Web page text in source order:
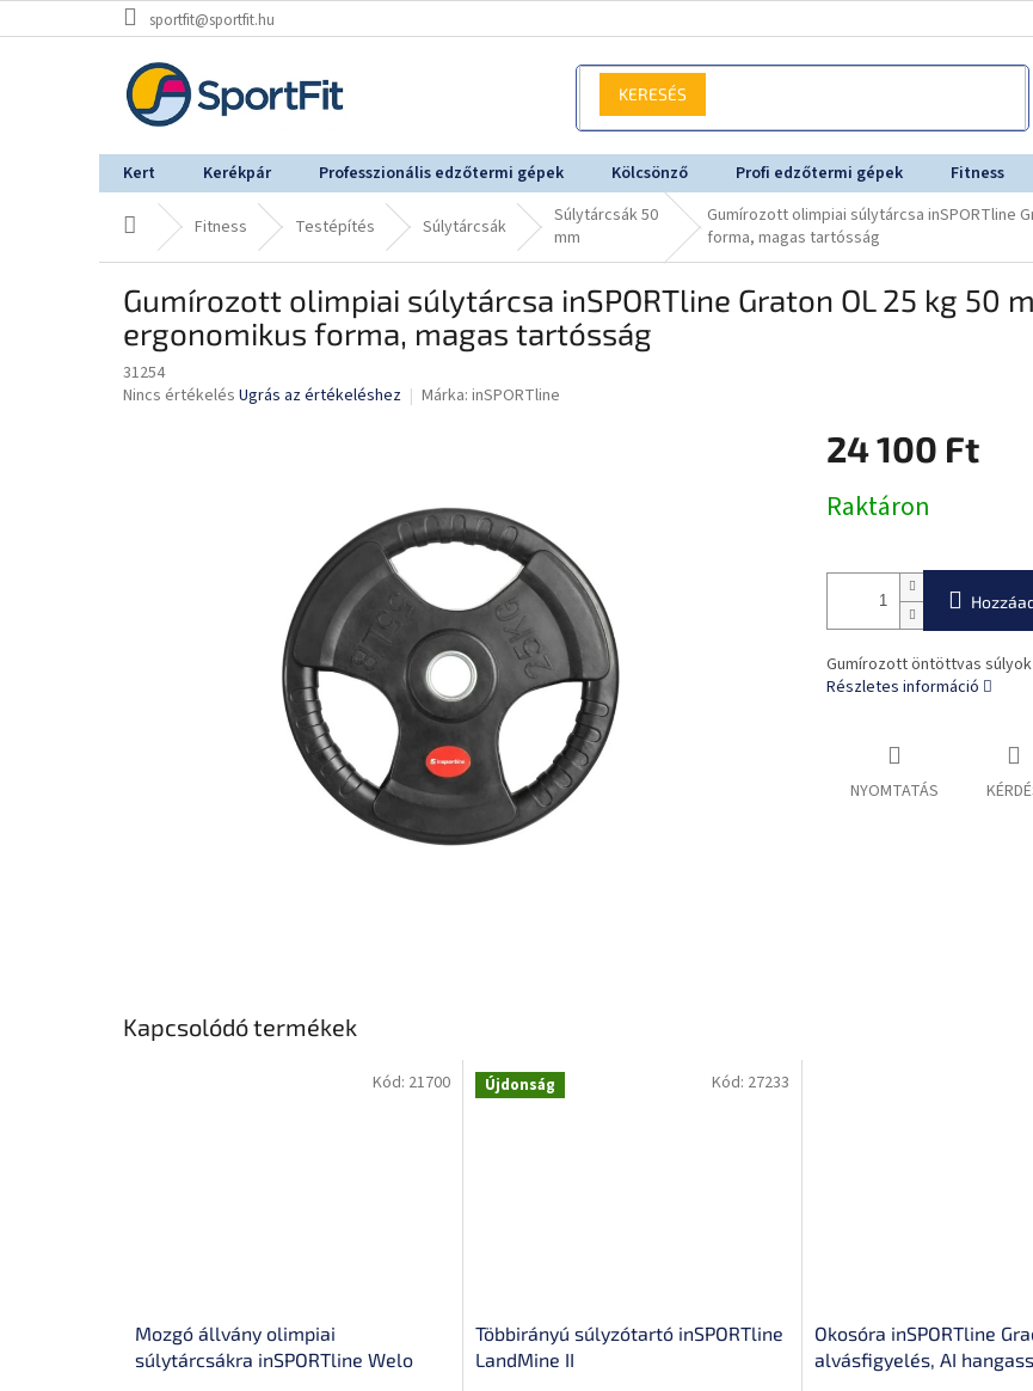
a
sportfit@sportfit.hu
Kert Kerékpár Professzionális edzőtermi gépek Kölcsönző Profi edzőtermi gépek Fitness
KezdőlapFitness Testépítés Súlytárcsák
Súlytárcsák 50
mm
Gumírozott olimpiai súlytárcsa inSPORTline
forma, magas tartósság
Gumírozott olimpiai súlytárcsa inSPORTline Graton OL 25 kg 50
ergonomikus forma, magas tartósság
31254
A
Nincs értékelés Ugrás az értékeléshez Márka: inSPORTline
24 100 Ft
Raktáron
Gumírozott öntöttvas
Részletes információ
NYOMTATÁS
Kapcsolódó termékek
Mozgó állvány olimpiai
súlytárcsákra inSPORTline Welo
Kód: 21700 Újdonság
Többirányú súlyzótartó inSPORTline
LandMine II
Kód: 27233
Okosóra inSPORTline
alvásfigyelés, AI